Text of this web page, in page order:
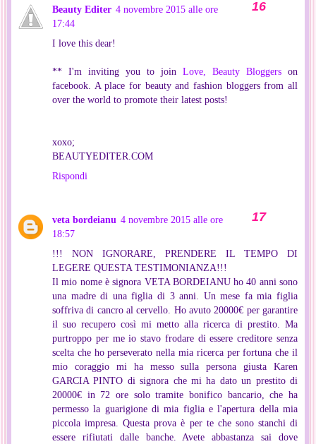
Beauty Editer 4 novembre 2015 alle ore
17:44
I love this dear!
** I'm inviting you to join Love, Beauty Bloggers on
facebook. A place for beauty and fashion bloggers from all
over the world to promote their latest posts!
xoxo;
BEAUTYEDITER.COM
Rispondi
veta bordeianu 4 novembre 2015 alle ore
18:57
!!! NON IGNORARE, PRENDERE IL TEMPO DI
LEGERE QUESTA TESTIMONIANZA!!!
Il mio nome è signora VETA BORDEIANU ho 40 anni sono
una madre di una figlia di 3 anni. Un mese fa mia figlia
soffriva di cancro al cervello. Ho avuto 20000€ per garantire
il suo recupero così mi metto alla ricerca di prestito. Ma
purtroppo per me io stavo frodare di essere creditore senza
scelta che ho perseverato nella mia ricerca per fortuna che il
mio coraggio mi ha messo sulla persona giusta Karen
GARCIA PINTO di signora che mi ha dato un prestito di
20000€ in 72 ore solo tramite bonifico bancario, che ha
permesso la guarigione di mia figlia e l'apertura della mia
piccola impresa. Questa prova è per te che sono stanchi di
essere rifiutati dalle banche. Avete abbastanza sai dove